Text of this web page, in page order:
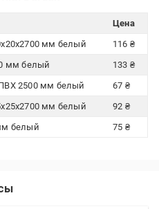
Цена
мм белый
116 ₴
мм белый
133 ₴
2500 мм белый
67 ₴
мм белый
92 ₴
белый
75 ₴